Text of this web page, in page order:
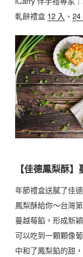
軋餅禮盒 12 入 、 24
【佳德鳳梨酥
年節禮盒送膩了佳
鳳梨酥給你～台灣
蔓越莓餡，形成新
可以吃到一顆顆像
中和了鳳梨餡的甜